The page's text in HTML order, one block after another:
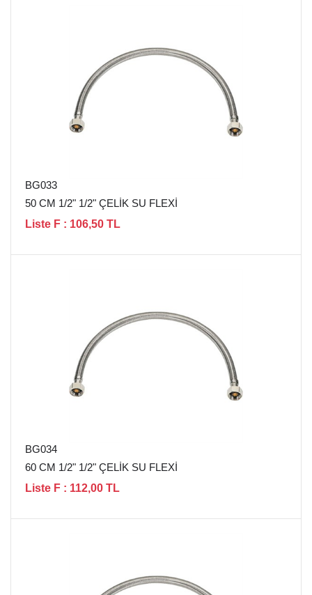
BG033
50 CM 1/2" 1/2" ÇELİK SU FLEXİ
Liste F : 106,50 TL
BG034
60 CM 1/2" 1/2" ÇELİK SU FLEXİ
Liste F : 112,00 TL